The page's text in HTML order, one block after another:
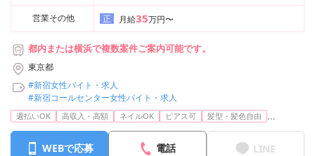
営業その他 正 月給35万円〜
都内または横浜で複数案件ご案内可能です。
東京都
#新宿女性バイト・求人
#新宿コールセンター女性バイト・求人
週払いOK 高収入・高額 ネイルOK ピアス可 髪型・髪色自由 ...
WEBで応募 電話 LINE